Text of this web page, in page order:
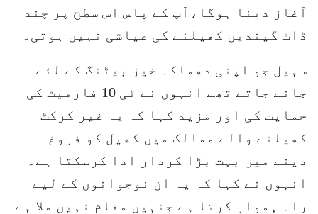
آغاز دینا ہوگا،آپ کے پاس اس سطح پر چند
ڈاٹ گیندیں کھیلنے کی عیاشی نہیں ہوتی۔
سہیل جو اپنی دھماکہ خیز بیٹنگ کے لئے
جانے جاتے تھے انہوں نے ٹی 10 فارمیٹ کی
حمایت کی اور مزید کہا کہ یہ غیر کرکٹ
کھیلنے والے ممالک میں کھیل کو فروغ
دینے میں بہت بڑا کردار ادا کرسکتا ہے۔
انہوں نے کہا کہ یہ ان نوجوانوں کے لیے
راہ ہموار کرتا ہے جنہیں مقام نہیں ملا ہے